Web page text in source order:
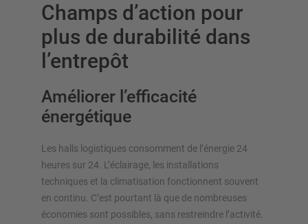
Champs d’action pour
plus de durabilité dans
l’entrepôt
Améliorer l’efficacité
énergétique
Les halls logistiques consomment de l’énergie 24
heures sur 24. L’éclairage, les installations
techniques et la climatisation fonctionnent souvent
en continu. C’est pourtant là que de nombreuses
économies sont possibles, sans restreindre l’activité.